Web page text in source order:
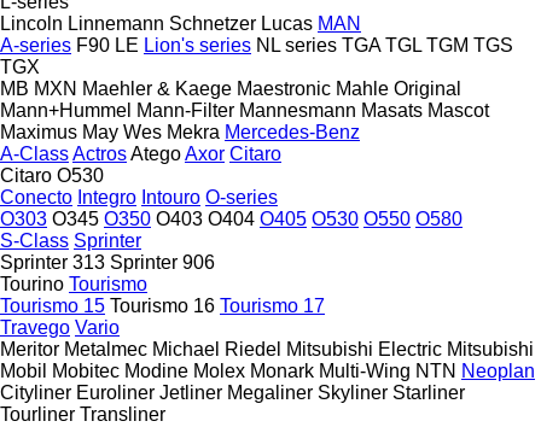
Lincoln Linnemann Schnetzer Lucas MAN
A-series F90 LE Lion's series NL series TGA TGL TGM TGS
TGX
MB MXN Maehler & Kaege Maestronic Mahle Original
Mann+Hummel Mann-Filter Mannesmann Masats Mascot
Maximus May Wes Mekra Mercedes-Benz
A-ClassActrosAtegoAxor Citaro
Citaro O530
Conecto Integro Intouro O-series
O303 O345 O350 O403 O404 O405 O530 O550 O580
S-Class Sprinter
Sprinter 313 Sprinter 906
Tourino Tourismo
Tourismo 15 Tourismo 16 Tourismo 17
Travego Vario
Meritor Metalmec Michael Riedel Mitsubishi Electric Mitsubishi
Mobil
Mobitec Modine Molex Monark Multi-Wing NTN Neoplan
Cityliner Euroliner Jetliner Megaliner Skyliner Starliner
Tourliner Transliner